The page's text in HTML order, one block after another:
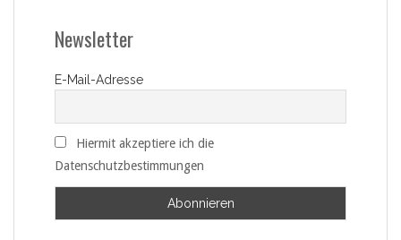
Newsletter
E-Mail-Adresse
Hiermit akzeptiere ich die
Datenschutzbestimmungen